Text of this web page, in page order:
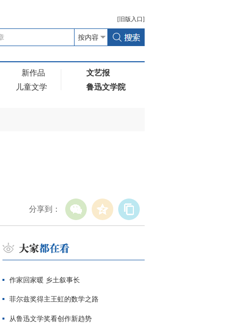
[ 旧版 入口]
新作品
儿童文学
文艺报
鲁迅文学院
分享到：
作家回家暖 乡土叙事长
菲尔兹奖得主王虹的数学之路
从鲁迅文学奖看创作新趋势